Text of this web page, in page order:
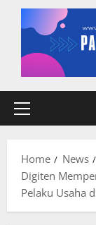
Primary
Home News
Digiten
Pelaku Usaha